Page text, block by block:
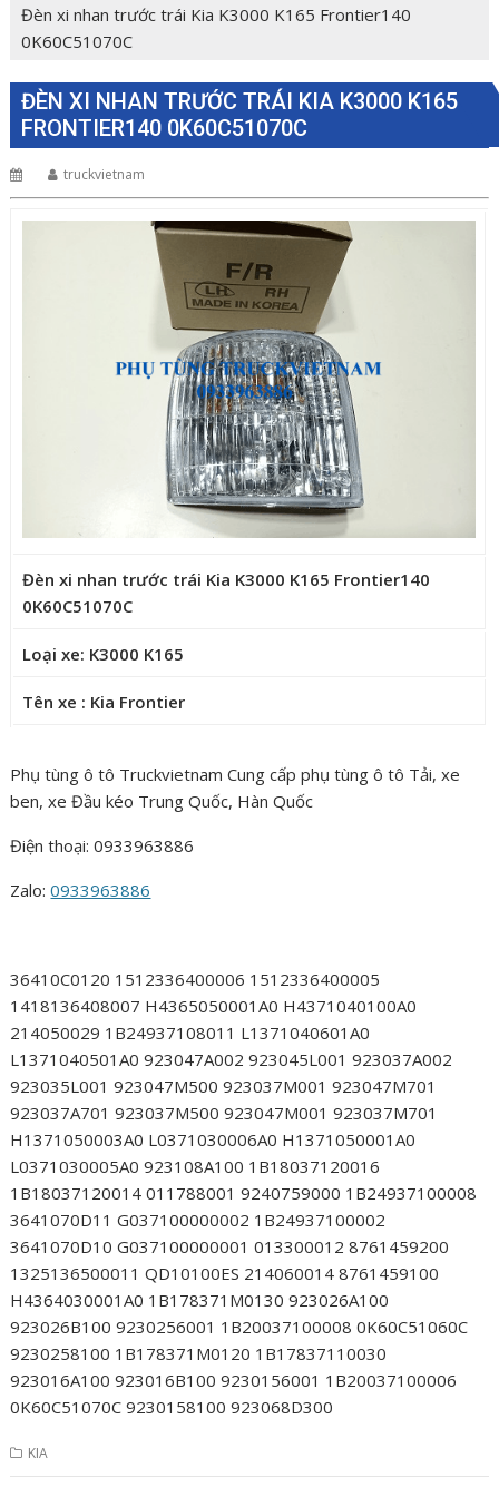
Đèn xi nhan trước trái Kia K3000 K165 Frontier140
0K60C51070C
ĐÈN XI NHAN TRƯỚC TRÁI KIA K3000 K165
FRONTIER140 0K60C51070C
truckvietnam
Đèn xi nhan trước trái Kia K3000 K165 Frontier140
0K60C51070C
Loại xe: K3000 K165
Tên xe : Kia Frontier
Phụ tùng ô tô Truckvietnam Cung cấp phụ tùng ô tô Tải, xe
ben, xe Đầu kéo Trung Quốc, Hàn Quốc
Điện thoại: 0933963886
Zalo:0933963886
36410C0120 1512336400006 1512336400005
1418136408007 H4365050001A0 H4371040100A0
214050029 1B24937108011 L1371040601A0
L1371040501A0 923047A002 923045L001 923037A002
923035L001 923047M500 923037M001 923047M701
923037A701 923037M500 923047M001 923037M701
H1371050003A0 L0371030006A0 H1371050001A0
L0371030005A0 923108A100 1B18037120016
1B18037120014 011788001 9240759000 1B24937100008
3641070D11 G037100000002 1B24937100002
3641070D10 G037100000001 013300012 8761459200
1325136500011 QD10100ES 214060014 8761459100
H4364030001A0 1B178371M0130 923026A100
923026B100 9230256001 1B20037100008 0K60C51060C
9230258100 1B178371M0120 1B17837110030
923016A100 923016B100 9230156001 1B20037100006
0K60C51070C 9230158100 923068D300
KIA